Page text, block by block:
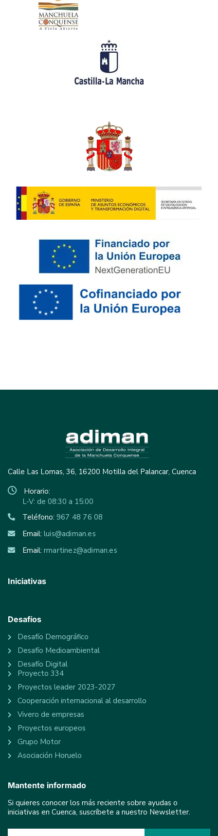
Calle Las Lomas, 36, 16200 Motilla del Palancar, Cuenca
Horario:
L-V: de 08:30 a 15:00
Teléfono: 967 48 76 08
Email: luis@adiman.es
Email: rmartinez@adiman.es
Iniciativas
Desafíos
Desafío Demográfico
Desafío Medioambiental
Desafío Digital
Proyecto 334
Proyectos leader 2023-2027
Cooperación internacional al desarrollo
Vivero de empresas
Proyectos europeos
Grupo Motor
Asociación Horuelo
Mantente informado
Si quieres conocer los más reciente sobre ayudas o
iniciativas en Cuenca, suscríbete a nuestro Newsletter.